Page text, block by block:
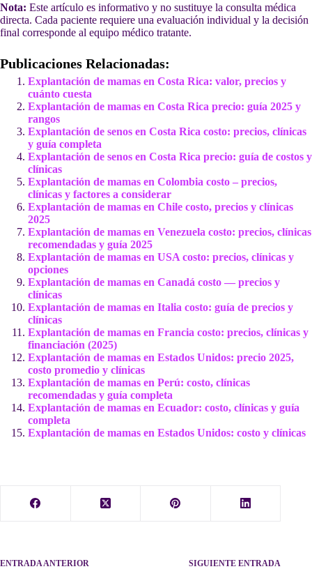
Nota: Este artículo es informativo y no sustituye la consulta médica
directa. Cada paciente requiere una evaluación individual y la decisión
final corresponde al equipo médico tratante.
Publicaciones Relacionadas:
Explantación de mamas en Costa Rica: valor, precios y
cuánto cuesta
Explantación de mamas en Costa Rica precio: guía 2025 y
rangos
Explantación de senos en Costa Rica costo: precios, clínicas
y guía completa
Explantación de senos en Costa Rica precio: guía de costos y
clínicas
Explantación de mamas en Colombia costo – precios,
clínicas y factores a considerar
Explantación de mamas en Chile costo, precios y clínicas
2025
Explantación de mamas en Venezuela costo: precios, clínicas
recomendadas y guía 2025
Explantación de mamas en USA costo: precios, clínicas y
opciones
Explantación de mamas en Canadá costo — precios y
clínicas
Explantación de mamas en Italia costo: guía de precios y
clínicas
Explantación de mamas en Francia costo: precios, clínicas y
financiación (2025)
Explantación de mamas en Estados Unidos: precio 2025,
costo promedio y clínicas
Explantación de mamas en Perú: costo, clínicas
recomendadas y guía completa
Explantación de mamas en Ecuador: costo, clínicas y guía
completa
Explantación de mamas en Estados Unidos: costo y clínicas
ENTRADAANTERIOR SIGUIENTEENTRADA